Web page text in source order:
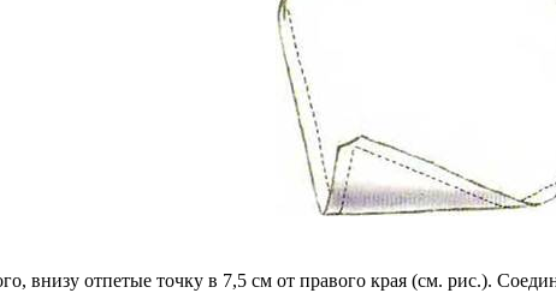
внизу отпетые точку в 7,5 см от правого края (см. рис.).